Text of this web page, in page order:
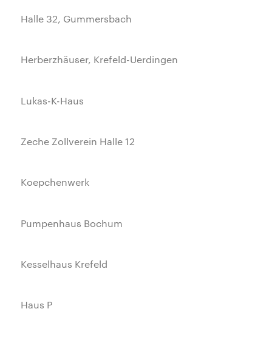
Halle 32, Gummersbach
Herberzhäuser, Krefeld-Uerdingen
Lukas-K-Haus
Zeche Zollverein Halle 12
Koepchenwerk
Pumpenhaus Bochum
Kesselhaus Krefeld
Haus P